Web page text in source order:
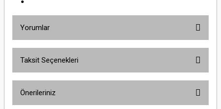
Yorumlar
Taksit Seçenekleri
Önerileriniz